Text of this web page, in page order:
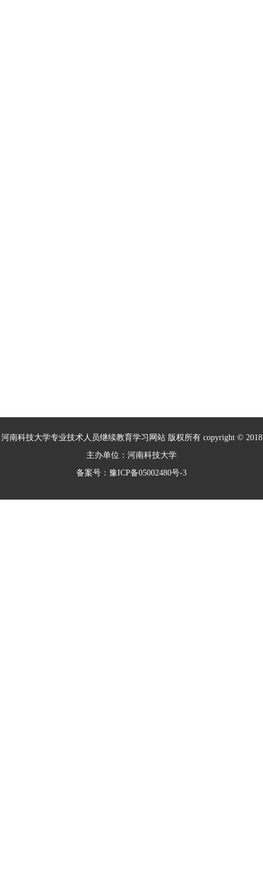
河南科技大学专业技术人员继续教育学习网站 版权所有 copyright © 2018
主办单位：河南科技大学
备案号：豫ICP备05002480号-3